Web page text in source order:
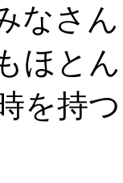
なさ
ほと
を持